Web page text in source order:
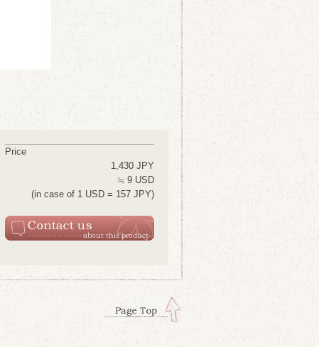
Price
1,430 JPY
≒ 9 USD
(in case of 1 USD = 157 JPY)